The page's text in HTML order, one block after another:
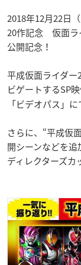
2018年12月22日
20作記念 仮面ラ
公開記念！
平成仮面ライダ
ビゲートするSP
「ビデオパス」
さらに、“平成仮
開シーンなどを
ディレクターズカ